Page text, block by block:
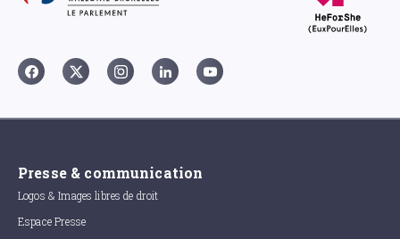
Presse & communication
Logos & Images libres de droit
Espace Presse